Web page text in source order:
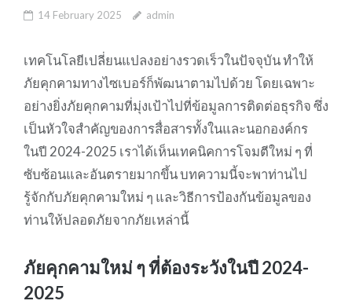
14 February 2025 admin
เทคโนโลยีเปลี่ยนแปลงอย่างรวดเร็วในปัจจุบัน ทำให้
ภัยคุกคามทางไซเบอร์ก็พัฒนาตามไปด้วย โดยเฉพาะ
อย่างยิ่งภัยคุกคามที่มุ่งเป้าไปที่ข้อมูลการติดต่อธุรกิจ ซึ่ง
เป็นหัวใจสำคัญของการสื่อสารทั้งในและนอกองค์กร
ในปี 2024-2025 เราได้เห็นเทคนิคการโจมตีใหม่ ๆ ที่
ซับซ้อนและอันตรายมากขึ้น บทความนี้จะพาท่านไป
รู้จักกับภัยคุกคามใหม่ ๆ และวิธีการป้องกันข้อมูลของ
ท่านให้ปลอดภัยจากภัยเหล่านี้
ภัยคุกคามใหม่ ๆ ที่ต้องระวังในปี 2024-
2025